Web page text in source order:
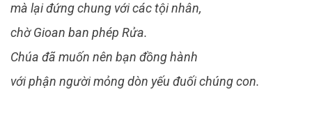
mà lại đứng chung với các tội nhân,
chờ Gioan ban phép Rửa.
Chúa đã muốn nên bạn đồng hành
với phận người mỏng dòn yếu đuối chúng con.